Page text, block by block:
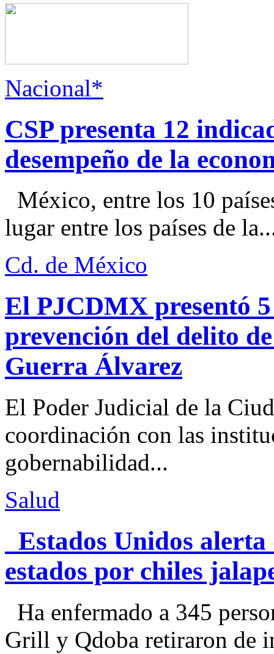
Nacional*
CSP presenta 12
desempeño de la
México, entre los 10
lugar entre los países de
Cd. de México
El PJCDMX presentó
prevención del delito
Guerra Álvarez
El Poder Judicial de la
coordinación con las
gobernabilidad...
Salud
Estados Unidos alerta
estados por chiles
Ha enfermado a 345
Grill y Qdoba retiraron de